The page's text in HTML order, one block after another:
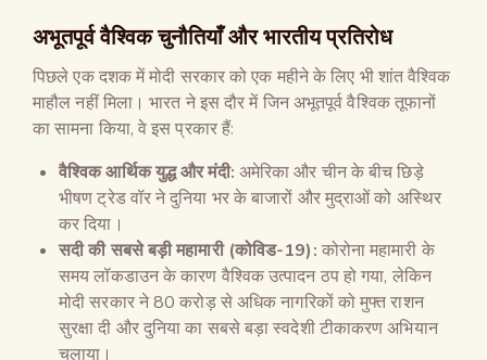
अभूतपूर्व वैश्विक चुनौतियाँ और भारतीय प्रतिरोध
पिछले एक दशक में मोदी सरकार को एक महीने के लिए भी शांत वैश्विक
माहौल नहीं मिला। भारत ने इस दौर में जिन अभूतपूर्व वैश्विक तूफानों
का सामना किया, वे इस प्रकार हैं:
वैश्विक आर्थिक युद्ध और मंदी: अमेरिका और चीन के बीच छिड़े
भीषण ट्रेड वॉर ने दुनिया भर के बाजारों और मुद्राओं को अस्थिर
कर दिया।
सदी की सबसे बड़ी महामारी (कोविड-19): कोरोना महामारी के
समय लॉकडाउन के कारण वैश्विक उत्पादन ठप हो गया, लेकिन
मोदी सरकार ने 80 करोड़ से अधिक नागरिकों को मुफ्त राशन
सुरक्षा दी और दुनिया का सबसे बड़ा स्वदेशी टीकाकरण अभियान
चलाया।